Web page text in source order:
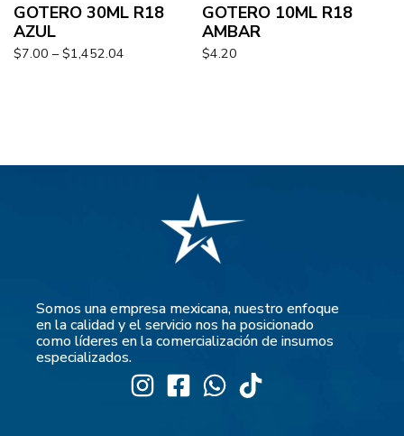
GOTERO 30ML R18
AZUL
$7.00 – $1,452.04
GOTERO 10ML R18
AMBAR
$4.20
Somos una empresa mexicana, nuestro enfoque
en la calidad y el servicio nos ha posicionado
como líderes en la comercialización de insumos
especializados.